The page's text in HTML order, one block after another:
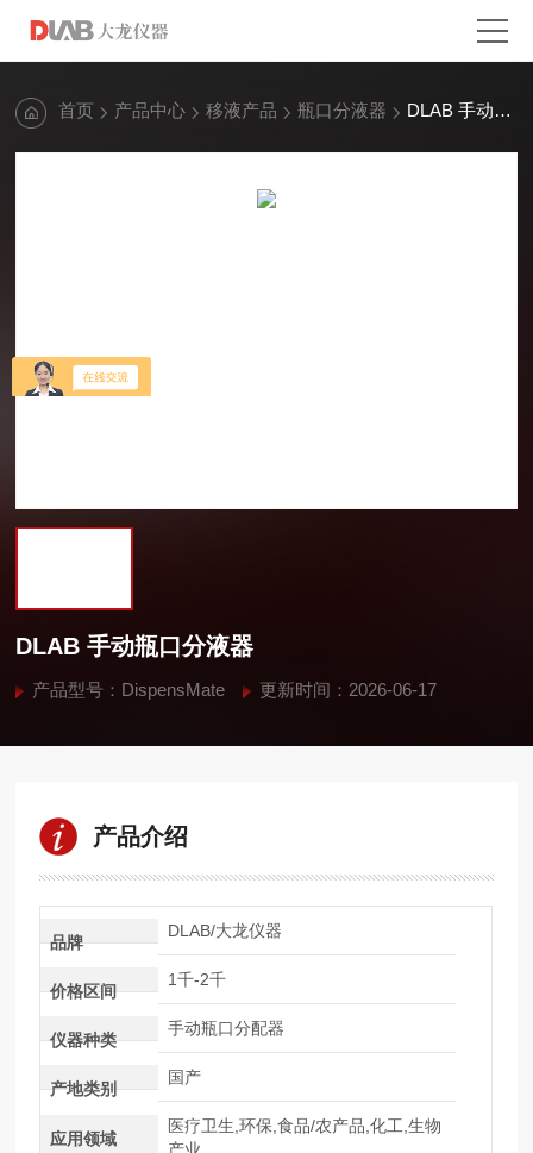
首页 产品中心 移液产品 瓶口分液器 DLAB 手动瓶口分液器
DLAB 手动瓶口分液器
产品型号：DispensMate 更新时间：2026-06-17
产品介绍
品牌
DLAB/大龙仪器
价格区间
1千-2千
仪器种类
手动瓶口分配器
产地类别
国产
应用领域
医疗卫生,环保,食品/农产品,化工,生物